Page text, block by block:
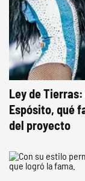
Ley de
Espósito, qué
del proyecto